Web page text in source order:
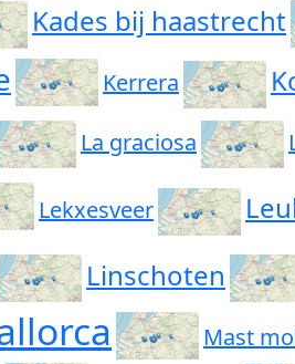
Kades bij haastrecht
Kerrera
La graciosa
Lekxesveer
Linschoten
Mast